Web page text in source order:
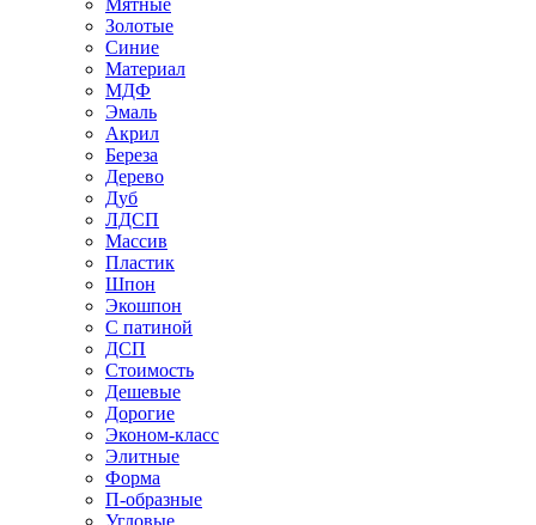
Мятные
Золотые
Синие
Материал
МДФ
Эмаль
Акрил
Береза
Дерево
Дуб
ЛДСП
Массив
Пластик
Шпон
Экошпон
С патиной
ДСП
Стоимость
Дешевые
Дорогие
Эконом-класс
Элитные
Форма
П-образные
Угловые